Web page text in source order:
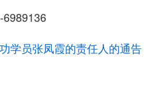
6989136
学员张凤霞的责任人的通告